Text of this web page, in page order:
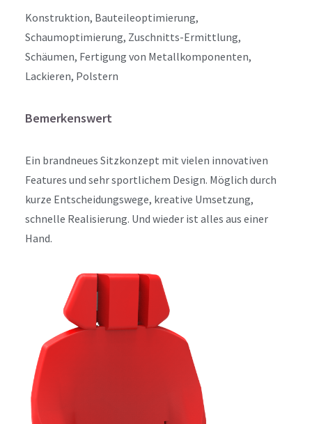
Konstruktion, Bauteileoptimierung,
Schaumoptimierung, Zuschnitts-Ermittlung,
Schäumen, Fertigung von Metallkomponenten,
Lackieren, Polstern
Bemerkenswert
Ein brandneues Sitzkonzept mit vielen innovativen
Features und sehr sportlichem Design. Möglich durch
kurze Entscheidungswege, kreative Umsetzung,
schnelle Realisierung. Und wieder ist alles aus einer
Hand.